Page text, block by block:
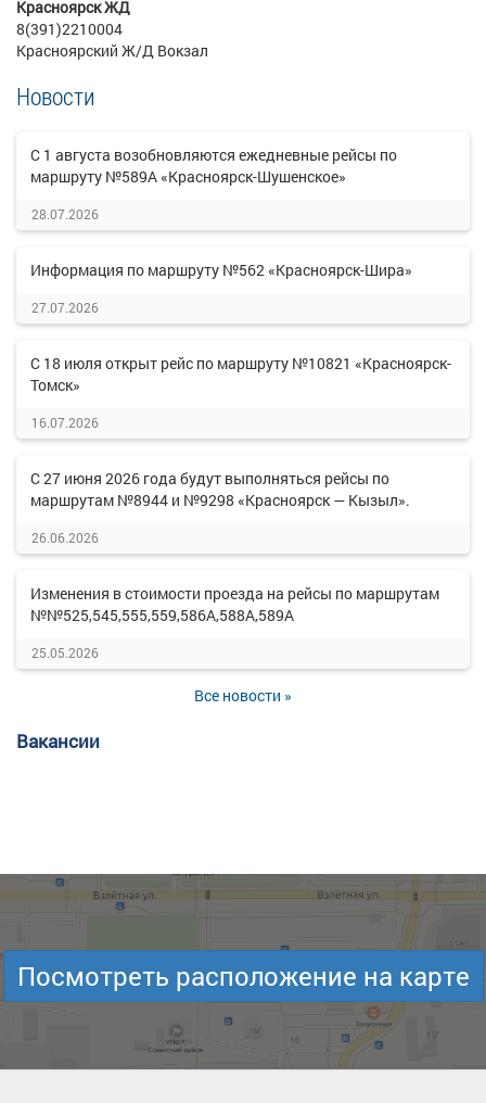
Красноярск ЖД
8(391)2210004
Красноярский Ж/Д Вокзал
Новости
С 1 августа возобновляются ежедневные рейсы по
маршруту №589А «Красноярск-Шушенское»
28.07.2026
Информация по маршруту №562 «Красноярск-Шира»
27.07.2026
С 18 июля открыт рейс по маршруту №10821 «Красноярск-
Томск»
16.07.2026
С 27 июня 2026 года будут выполняться рейсы по
маршрутам №8944 и №9298 «Красноярск — Кызыл».
26.06.2026
Изменения в стоимости проезда на рейсы по маршрутам
№№525,545,555,559,586А,588А,589А
25.05.2026
Все новости »
Вакансии
Посмотреть расположение на карте